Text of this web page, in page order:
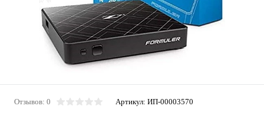
Отзывов: 0 Артикул: ИП-00003570